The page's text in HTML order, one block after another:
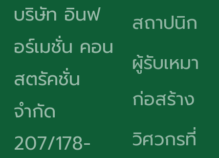
บริษัท อินฟ
อร์เมชั่น คอน
สตรัคชั่น
จำกัด
207/178-
สถาปนิก
ผู้รับเหมา
ก่อสร้าง
วิศวกรที่